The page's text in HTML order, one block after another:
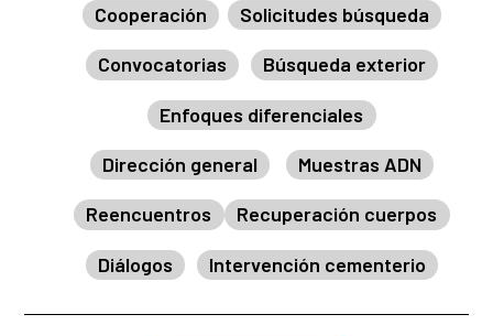
Cooperación Solicitudes búsqueda
Convocatorias Búsqueda exterior
Enfoques diferenciales
Dirección general Muestras ADN
Reencuentros Recuperación cuerpos
Diálogos Intervención cementerio